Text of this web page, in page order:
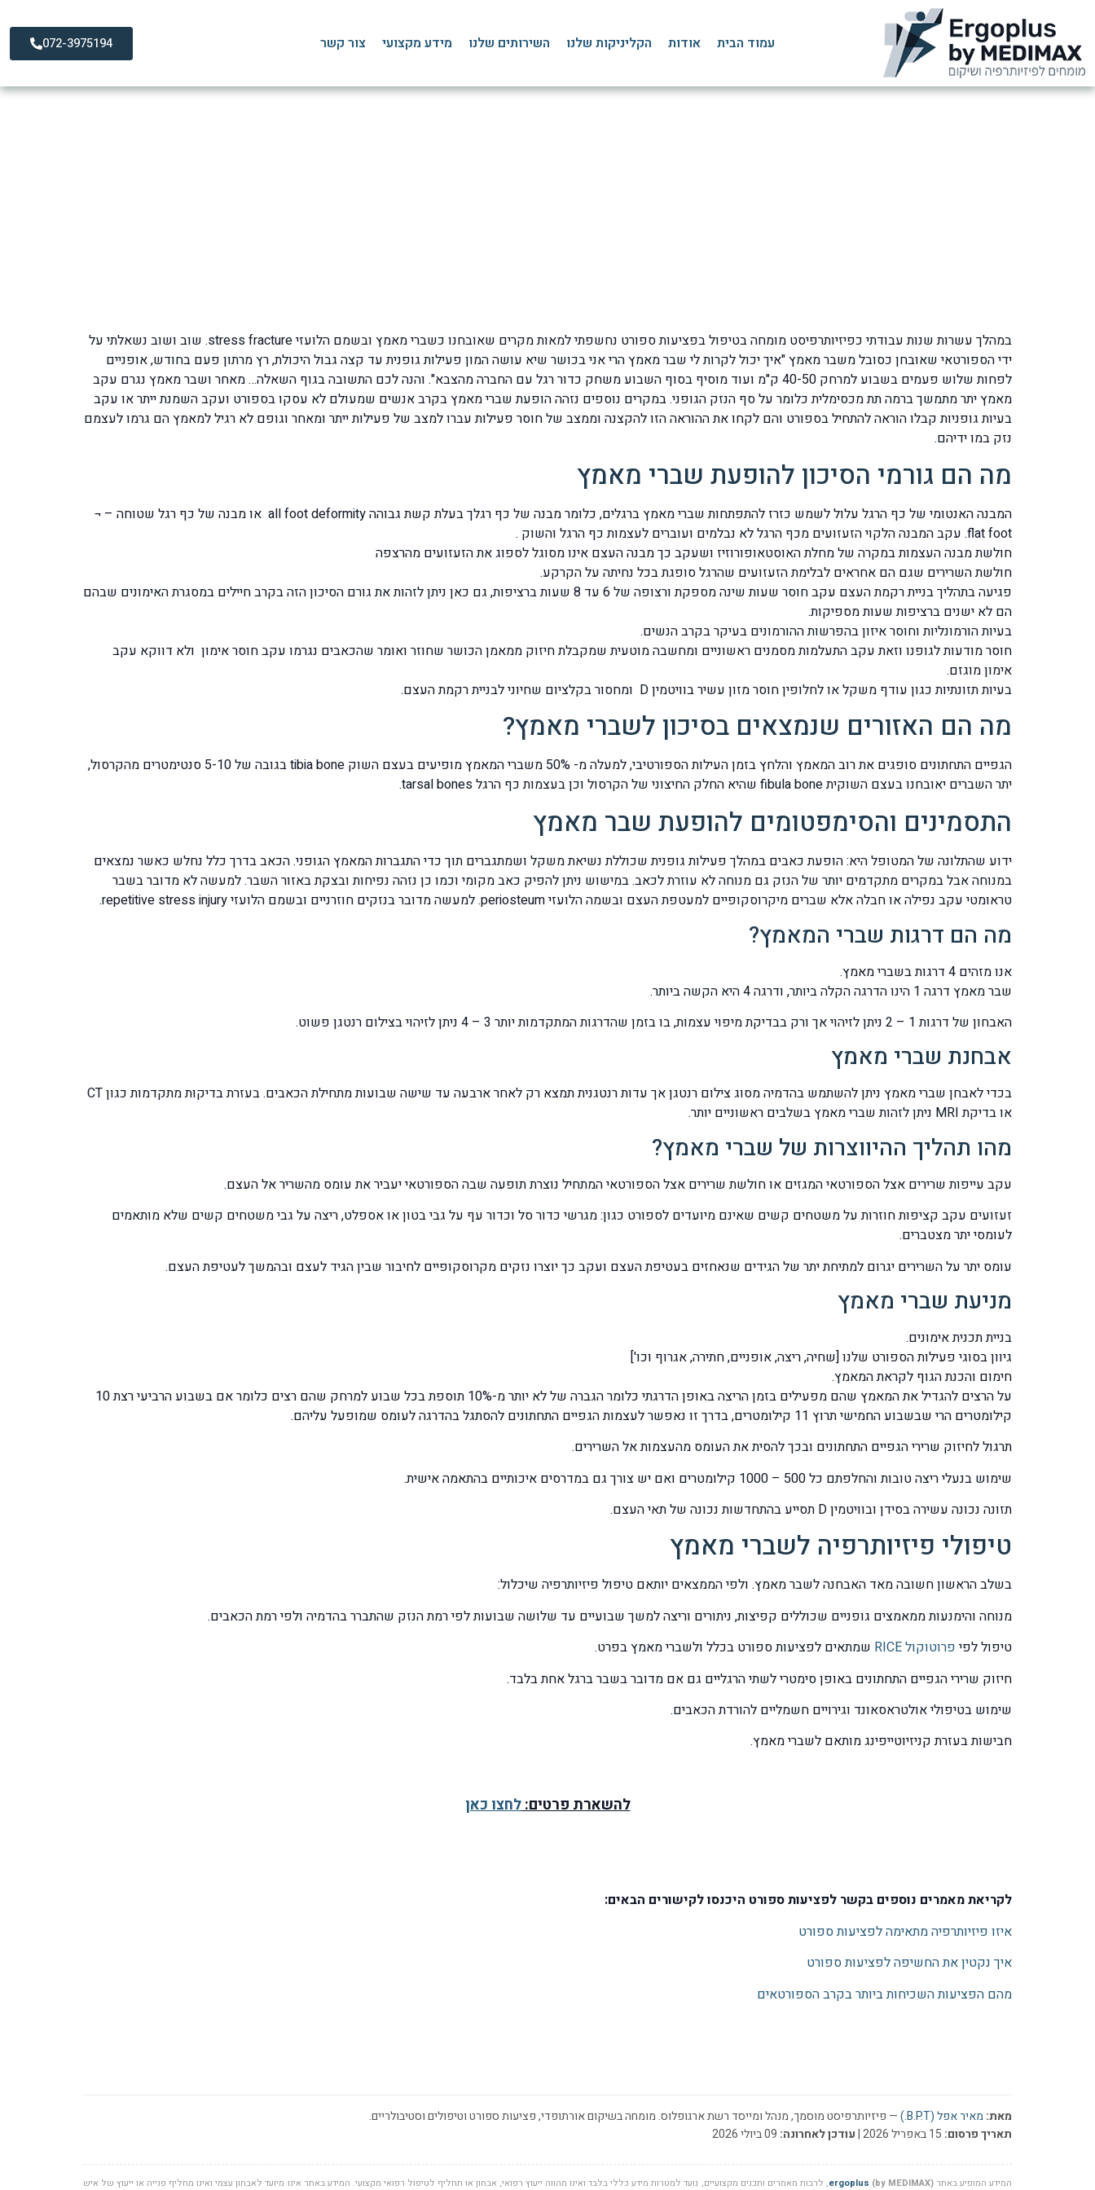
עמוד הבית אודות הקליניקות שלנו השירותים שלנו מידע מקצועי צור קשר 072-3975194
במהלך עשרות שנות עבודתי כפיזיותרפיסט מומחה בטיפול בפציעות ספורט נחשפתי למאות מקרים שאובחנו כשברי מאמץ ובשמם הלועזי stress fracture. שוב ושוב נשאלתי על
ידי הספורטאי שאובחן כסובל משבר מאמץ "איך יכול לקרות לי שבר מאמץ הרי אני בכושר שיא עושה המון פעילות גופנית עד קצה גבול היכולת, רץ מרתון פעם בחודש, אופניים
לפחות שלוש פעמים בשבוע למרחק 40-50 ק"מ ועוד מוסיף בסוף השבוע משחק כדור רגל עם החברה מהצבא". והנה לכם התשובה בגוף השאלה… מאחר ושבר מאמץ נגרם עקב
מאמץ יתר מתמשך ברמה תת מכסימלית כלומר על סף הנזק הגופני. במקרים נוספים נזהה הופעת שברי מאמץ בקרב אנשים שמעולם לא עסקו בספורט ועקב השמנת ייתר או עקב
בעיות גופניות קבלו הוראה להתחיל בספורט והם לקחו את ההוראה הזו להקצנה וממצב של חוסר פעילות עברו למצב של פעילות ייתר ומאחר וגופם לא רגיל למאמץ הם גרמו לעצמם
נזק במו ידיהם.
מה הם גורמי הסיכון להופעת שברי מאמץ
המבנה האנטומי של כף הרגל עלול לשמש כזרז להתפתחות שברי מאמץ ברגלים, כלומר מבנה של כף רגלך בעלת קשת גבוהה all foot deformity או מבנה של כף רגל שטוחה – ¬
flat foot. עקב המבנה הלקוי הזעזועים מכף הרגל לא נבלמים ועוברים לעצמות כף הרגל והשוק .
חולשת מבנה העצמות במקרה של מחלת האוסטאופורוזיז ושעקב כך מבנה העצם אינו מסוגל לספוג את הזעזועים מהרצפה
חולשת השרירים שגם הם אחראים לבלימת הזעזועים שהרגל סופגת בכל נחיתה על הקרקע.
פגיעה בתהליך בניית רקמת העצם עקב חוסר שעות שינה מספקת ורצופה של 6 עד 8 שעות ברציפות, גם כאן ניתן לזהות את גורם הסיכון הזה בקרב חיילים במסגרת האימונים שבהם
הם לא ישנים ברציפות שעות מספיקות.
בעיות הורמונליות וחוסר איזון בהפרשות ההורמונים בעיקר בקרב הנשים.
חוסר מודעות לגופנו וזאת עקב התעלמות מסמנים ראשוניים ומחשבה מוטעית שמקבלת חיזוק ממאמן הכושר שחוזר ואומר שהכאבים נגרמו עקב חוסר אימון ולא דווקא עקב
אימון מוגזם.
בעיות תזונתיות כגון עודף משקל או לחלופין חוסר מזון עשיר בוויטמין D ומחסור בקלציום שחיוני לבניית רקמת העצם.
מה הם האזורים שנמצאים בסיכון לשברי מאמץ?
הגפיים התחתונים סופגים את רוב המאמץ והלחץ בזמן העילות הספורטיבי, למעלה מ- 50% משברי המאמץ מופיעים בעצם השוק tibia bone בגובה של 5-10 סנטימטרים מהקרסול,
יתר השברים יאובחנו בעצם השוקית fibula bone שהיא החלק החיצוני של הקרסול וכן בעצמות כף הרגל tarsal bones.
התסמינים והסימפטומים להופעת שבר מאמץ
ידוע שהתלונה של המטופל היא: הופעת כאבים במהלך פעילות גופנית שכוללת נשיאת משקל ושמתגברים תוך כדי התגברות המאמץ הגופני. הכאב בדרך כלל נחלש כאשר נמצאים
במנוחה אבל במקרים מתקדמים יותר של הנזק גם מנוחה לא עוזרת לכאב. במישוש ניתן להפיק כאב מקומי וכמו כן נזהה נפיחות ובצקת באזור השבר. למעשה לא מדובר בשבר
טראומטי עקב נפילה או חבלה אלא שברים מיקרוסקופיים למעטפת העצם ובשמה הלועזי periosteum. למעשה מדובר בנזקים חוזרניים ובשמם הלועזי repetitive stress injury.
מה הם דרגות שברי המאמץ?
אנו מזהים 4 דרגות בשברי מאמץ.
שבר מאמץ דרגה 1 הינו הדרגה הקלה ביותר, ודרגה 4 היא הקשה ביותר.
האבחון של דרגות 1 – 2 ניתן לזיהוי אך ורק בבדיקת מיפוי עצמות, בו בזמן שהדרגות המתקדמות יותר 3 – 4 ניתן לזיהוי בצילום רנטגן פשוט.
אבחנת שברי מאמץ
בכדי לאבחן שברי מאמץ ניתן להשתמש בהדמיה מסוג צילום רנטגן אך עדות רנטגנית תמצא רק לאחר ארבעה עד שישה שבועות מתחילת הכאבים. בעזרת בדיקות מתקדמות כגון CT
או בדיקת MRI ניתן לזהות שברי מאמץ בשלבים ראשוניים יותר.
מהו תהליך ההיווצרות של שברי מאמץ?
עקב עייפות שרירים אצל הספורטאי המגזים או חולשת שרירים אצל הספורטאי המתחיל נוצרת תופעה שבה הספורטאי יעביר את עומס מהשריר אל העצם.
זעזועים עקב קציפות חוזרות על משטחים קשים שאינם מיועדים לספורט כגון: מגרשי כדור סל וכדור עף על גבי בטון או אספלט, ריצה על גבי משטחים קשים שלא מותאמים
לעומסי יתר מצטברים.
עומס יתר על השרירים יגרום למתיחת יתר של הגידים שנאחזים בעטיפת העצם ועקב כך יוצרו נזקים מקרוסקופיים לחיבור שבין הגיד לעצם ובהמשך לעטיפת העצם.
מניעת שברי מאמץ
בניית תכנית אימונים.
גיוון בסוגי פעילות הספורט שלנו [שחיה, ריצה, אופניים, חתירה, אגרוף וכו']
חימום והכנת הגוף לקראת המאמץ.
על הרצים להגדיל את המאמץ שהם מפעילים בזמן הריצה באופן הדרגתי כלומר הגברה של לא יותר מ-10% תוספת בכל שבוע למרחק שהם רצים כלומר אם בשבוע הרביעי רצת 10
קילומטרים הרי שבשבוע החמישי תרוץ 11 קילומטרים, בדרך זו נאפשר לעצמות הגפיים התחתונים להסתגל בהדרגה לעומס שמופעל עליהם.
תרגול לחיזוק שרירי הגפיים התחתונים ובכך להסית את העומס מהעצמות אל השרירים.
שימוש בנעלי ריצה טובות והחלפתם כל 500 – 1000 קילומטרים ואם יש צורך גם במדרסים איכותיים בהתאמה אישית.
תזונה נכונה עשירה בסידן ובוויטמין D תסייע בהתחדשות נכונה של תאי העצם.
טיפולי פיזיותרפיה לשברי מאמץ
בשלב הראשון חשובה מאד האבחנה לשבר מאמץ. ולפי הממצאים יותאם טיפול פיזיותרפיה שיכלול:
מנוחה והימנעות ממאמצים גופניים שכוללים קפיצות, ניתורים וריצה למשך שבועיים עד שלושה שבועות לפי רמת הנזק שהתברר בהדמיה ולפי רמת הכאבים.
טיפול לפי פרוטוקול RICE
שמתאים לפציעות ספורט בכלל ולשברי מאמץ בפרט.
חיזוק שרירי הגפיים התחתונים באופן סימטרי לשתי הרגליים גם אם מדובר בשבר ברגל אחת בלבד.
שימוש בטיפולי אולטראסאונד וגירויים חשמליים להורדת הכאבים.
חבישות בעזרת קניזיוטייפינג מותאם לשברי מאמץ.
להשארת פרטים:לחצו כאן
לקריאת מאמרים נוספים בקשר לפציעות ספורט היכנסו לקישורים הבאים:
איזו פיזיותרפיה מתאימה לפציעות ספורט
איך נקטין את החשיפה לפציעות ספורט
מהם הפציעות השכיחות ביותר בקרב הספורטאים
מאת: מאיר אפל (B.P.T.)
— פיזיותרפיסט מוסמך, מנהל ומייסד רשת ארגופלוס. מומחה בשיקום אורתופדי, פציעות ספורט וטיפולים וסטיבולריים.
תאריך פרסום:
עודכן לאחרונה:
המידע המופיע באתר ergoplus (by MEDIMAX)
, לרבות מאמרים ותכנים מקצועיים, נועד למטרות מידע כללי בלבד ואינו מהווה ייעוץ רפואי, אבחון או תחליף לטיפול רפואי מקצועי. המידע באתר אינו מיועד לאבחון עצמי ואינו מחליף פנייה או ייעוץ של איש